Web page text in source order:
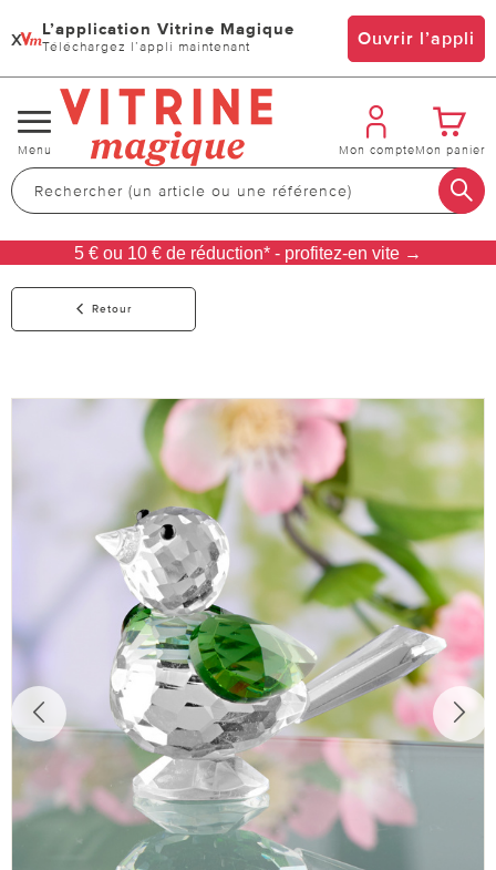
x L’application Vitrine Magique
Téléchargez l’appli maintenant Ouvrir l’appli
Changer
de
navigation
Menu Mon compteMon panier
5 € ou 10 € de réduction* - profitez-en vite →
Retour